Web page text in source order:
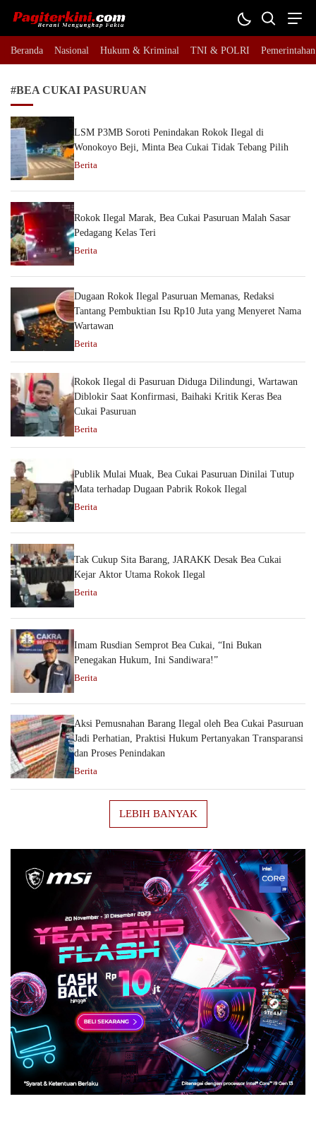
Pagiterkini.com
Berani Mengungkap Fakta
Beranda Nasional Hukum & Kriminal TNI & POLRI Pemerintahan
#BEA CUKAI PASURUAN
LSM P3MB Soroti Penindakan Rokok Ilegal di
Wonokoyo Beji, Minta Bea Cukai Tidak Tebang Pilih
Berita
Rokok Ilegal Marak, Bea Cukai Pasuruan Malah Sasar
Pedagang Kelas Teri
Berita
Dugaan Rokok Ilegal Pasuruan Memanas, Redaksi
Tantang Pembuktian Isu Rp10 Juta yang Menyeret Nama
Wartawan
Berita
Rokok Ilegal di Pasuruan Diduga Dilindungi, Wartawan
Diblokir Saat Konfirmasi, Baihaki Kritik Keras Bea
Cukai Pasuruan
Berita
Publik Mulai Muak, Bea Cukai Pasuruan Dinilai Tutup
Mata terhadap Dugaan Pabrik Rokok Ilegal
Berita
Tak Cukup Sita Barang, JARAKK Desak Bea Cukai
Kejar Aktor Utama Rokok Ilegal
Berita
Imam Rusdian Semprot Bea Cukai, “Ini Bukan
Penegakan Hukum, Ini Sandiwara!”
Berita
Aksi Pemusnahan Barang Ilegal oleh Bea Cukai Pasuruan
Jadi Perhatian, Praktisi Hukum Pertanyakan Transparansi
dan Proses Penindakan
Berita
LEBIH BANYAK